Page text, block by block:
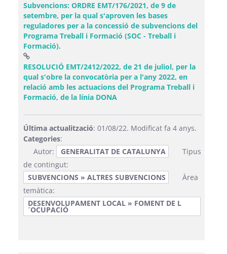
Subvencions: ORDRE EMT/176/2021, de 9 de
setembre, per la qual s'aproven les bases
reguladores per a la concessió de subvencions del
Programa Treball i Formació (SOC - Treball i
Formació).
RESOLUCIÓ EMT/2412/2022, de 21 de juliol, per la
qual s'obre la convocatòria per a l'any 2022, en
relació amb les actuacions del Programa Treball i
Formació, de la línia DONA(Obre una finestra nova)
Última actualització: 01/08/22. Modificat fa 4 anys.
Categories:
Autor:
GENERALITAT DE CATALUNYA
Tipus
de contingut:
SUBVENCIONS » ALTRES SUBVENCIONS
Àrea
temàtica:
DESENVOLUPAMENT LOCAL » FOMENT DE L
´OCUPACIÓ